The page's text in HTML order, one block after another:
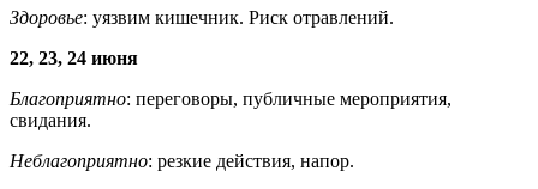
Здоровье: уязвим кишечник. Риск отравлений.
22, 23, 24 июня
Благоприятно: переговоры, публичные мероприятия,
свидания.
Неблагоприятно: резкие действия, напор.